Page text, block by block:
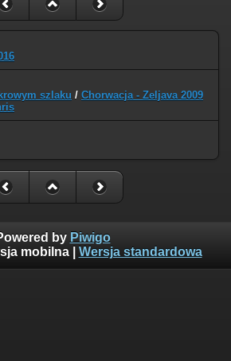
szlaku / Chorwacja - Zeljava 2009
by Piwigo
mobilna| Wersja standardowa